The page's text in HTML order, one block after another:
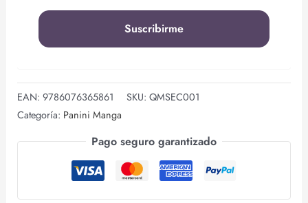
EAN: 9786076365861 SKU: QMSEC001
Categoría: Panini Manga
Pago seguro garantizado